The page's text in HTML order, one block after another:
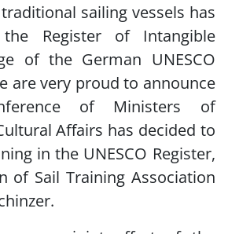
sailing vessels has
Register of Intangible
of the German UNESCO
are very proud to announce
of Ministers of
Affairs has decided to
in the UNESCO Register,
of Sail Training Association